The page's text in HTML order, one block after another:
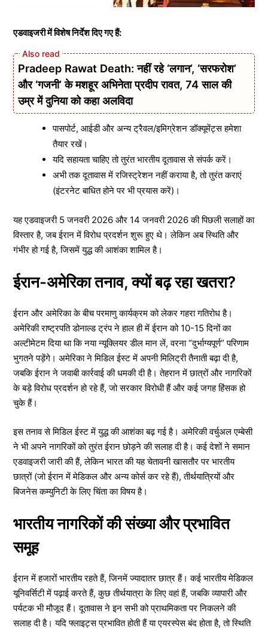
एडवाइजरी में विशेष निर्देश दिए गए हैं:
Pradeep Rawat Death: नहीं रहे ‘लगान’, ‘सरफरोश’
और ‘गजनी’ के मशहूर अभिनेता प्रदीप रावत, 74 साल की
उम्र में दुनिया को कहा अलविदा
पासपोर्ट, आईडी और अन्य ट्रैवल/इमिग्रेशन डॉक्यूमेंट्स हमेशा
तैयार रखें।
यदि सहायता चाहिए तो तुरंत भारतीय दूतावास से संपर्क करें।
अभी तक दूतावास में रजिस्ट्रेशन नहीं कराया है, तो तुरंत कराएं
(इंटरनेट बाधित होने पर भी प्रयास करें)।
यह एडवाइजरी 5 जनवरी 2026 और 14 जनवरी 2026 की पिछली सलाहों का
विस्तार है, जब ईरान में विरोध प्रदर्शन शुरू हुए थे। लेकिन अब स्थिति और
गंभीर हो गई है, जिसमें युद्ध की आशंका शामिल है।
ईरान-अमेरिका तनाव, क्यों बढ़ रहा खतरा?
ईरान और अमेरिका के बीच परमाणु कार्यक्रम को लेकर गहरा गतिरोध है।
अमेरिकी राष्ट्रपति डोनाल्ड ट्रंप ने हाल ही में ईरान को 10-15 दिनों का
अल्टीमेटम दिया था कि नया न्यूक्लियर डील मान लें, वरना “दुर्भाग्यपूर्ण” परिणाम
भुगतने पड़ेंगे। अमेरिका ने मिडिल ईस्ट में अपनी मिलिट्री तैनाती बढ़ा दी है,
जबकि ईरान ने जवाबी कार्रवाई की धमकी दी है। तेहरान में छात्रों और नागरिकों
के बड़े विरोध प्रदर्शन हो रहे हैं, जो सरकार विरोधी हैं और कई जगह हिंसक हो
चुके हैं।
इस तनाव से मिडिल ईस्ट में युद्ध की आशंका बढ़ गई है। अमेरिकी वर्चुअल एम्बेसी
ने भी अपने नागरिकों को तुरंत ईरान छोड़ने की सलाह दी है। कई देशों ने समान
एडवाइजरी जारी की हैं, लेकिन भारत की यह चेतावनी खासतौर पर भारतीय
छात्रों (जो ईरान में मेडिकल और अन्य कोर्स कर रहे हैं), तीर्थयात्रियों और
बिजनेस कम्युनिटी के लिए चिंता का विषय है।
भारतीय नागरिकों की संख्या और प्रभावित
समूह
ईरान में हजारों भारतीय रहते हैं, जिनमें ज्यादातर छात्र हैं। कई भारतीय मेडिकल
यूनिवर्सिटी में पढ़ाई करते हैं, कुछ तीर्थयात्रा के लिए वहां हैं, जबकि व्यापारी और
पर्यटक भी मौजूद हैं। दूतावास ने इन सभी को प्राथमिकता पर निकलने की
सलाह दी है। यदि फ्लाइट्स प्रभावित होती हैं या एयरस्पेस बंद होता है, तो स्थिति